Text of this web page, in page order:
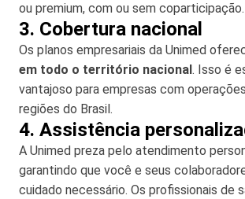
ou premium, com ou sem coparticipação.
3. Cobertura nacional
Os planos empresariais da Unimed
em todo o território nacional . Isso é
vantajoso para empresas com
regiões do Brasil.
4. Assistência
A Unimed preza pelo atendimento
garantindo que você e seus
cuidado necessário. Os profissionais de